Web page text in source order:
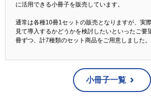
に活用できる小冊子を販売しています。
通常は各種10冊1セットの販売となりますが、実
見て導入するかどうかを検討したいといったご要
冊ずつ、計7種類のセット商品をご用意しました。
小冊子一覧